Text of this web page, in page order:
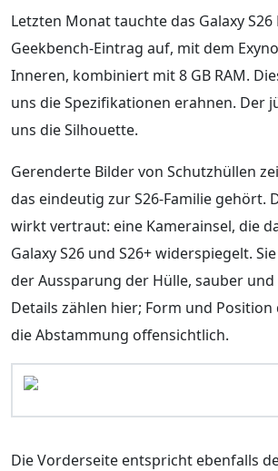
Letzten Monat tauchte das Galaxy S26
Geekbench-Eintrag auf, mit dem
Inneren, kombiniert mit 8 GB RAM.
uns die Spezifikationen erahnen. Der
uns die Silhouette.
Gerenderte Bilder von Schutzhüllen
das eindeutig zur S26-Familie gehört.
wirkt vertraut: eine Kamerainsel, die
Galaxy S26 und S26+ widerspiegelt.
der Aussparung der Hülle, sauber und
Details zählen hier; Form und
die Abstammung offensichtlich.
Die Vorderseite entspricht ebenfalls